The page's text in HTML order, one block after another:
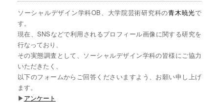
ソーシャルデザイン学科OB、大学院芸術研究科の青木暁光で
す。
現在、SNSなどで利用されるプロフィール画像に関する研究を
行なっており、
その実態調査として、ソーシャルデザイン学科の皆様にご協力
いただきたく、
以下のフォームからご回答くださいますよう、お願い申し上げ
ます。
▶︎アンケート